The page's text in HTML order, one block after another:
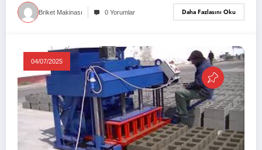
Briket Makinası 0 Yorumlar Daha Fazlasını Oku
04/07/2025